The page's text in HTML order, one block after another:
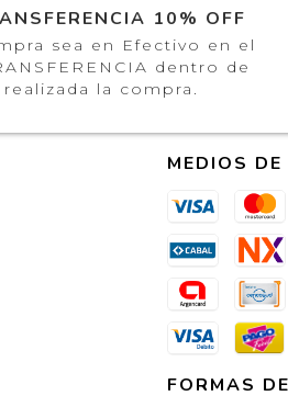
10% OFF
sea en Efectivo en el
dentro de
realizada la compra.
MEDIOS DE
FORMAS